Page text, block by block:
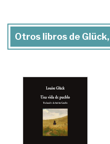
Otros libros de